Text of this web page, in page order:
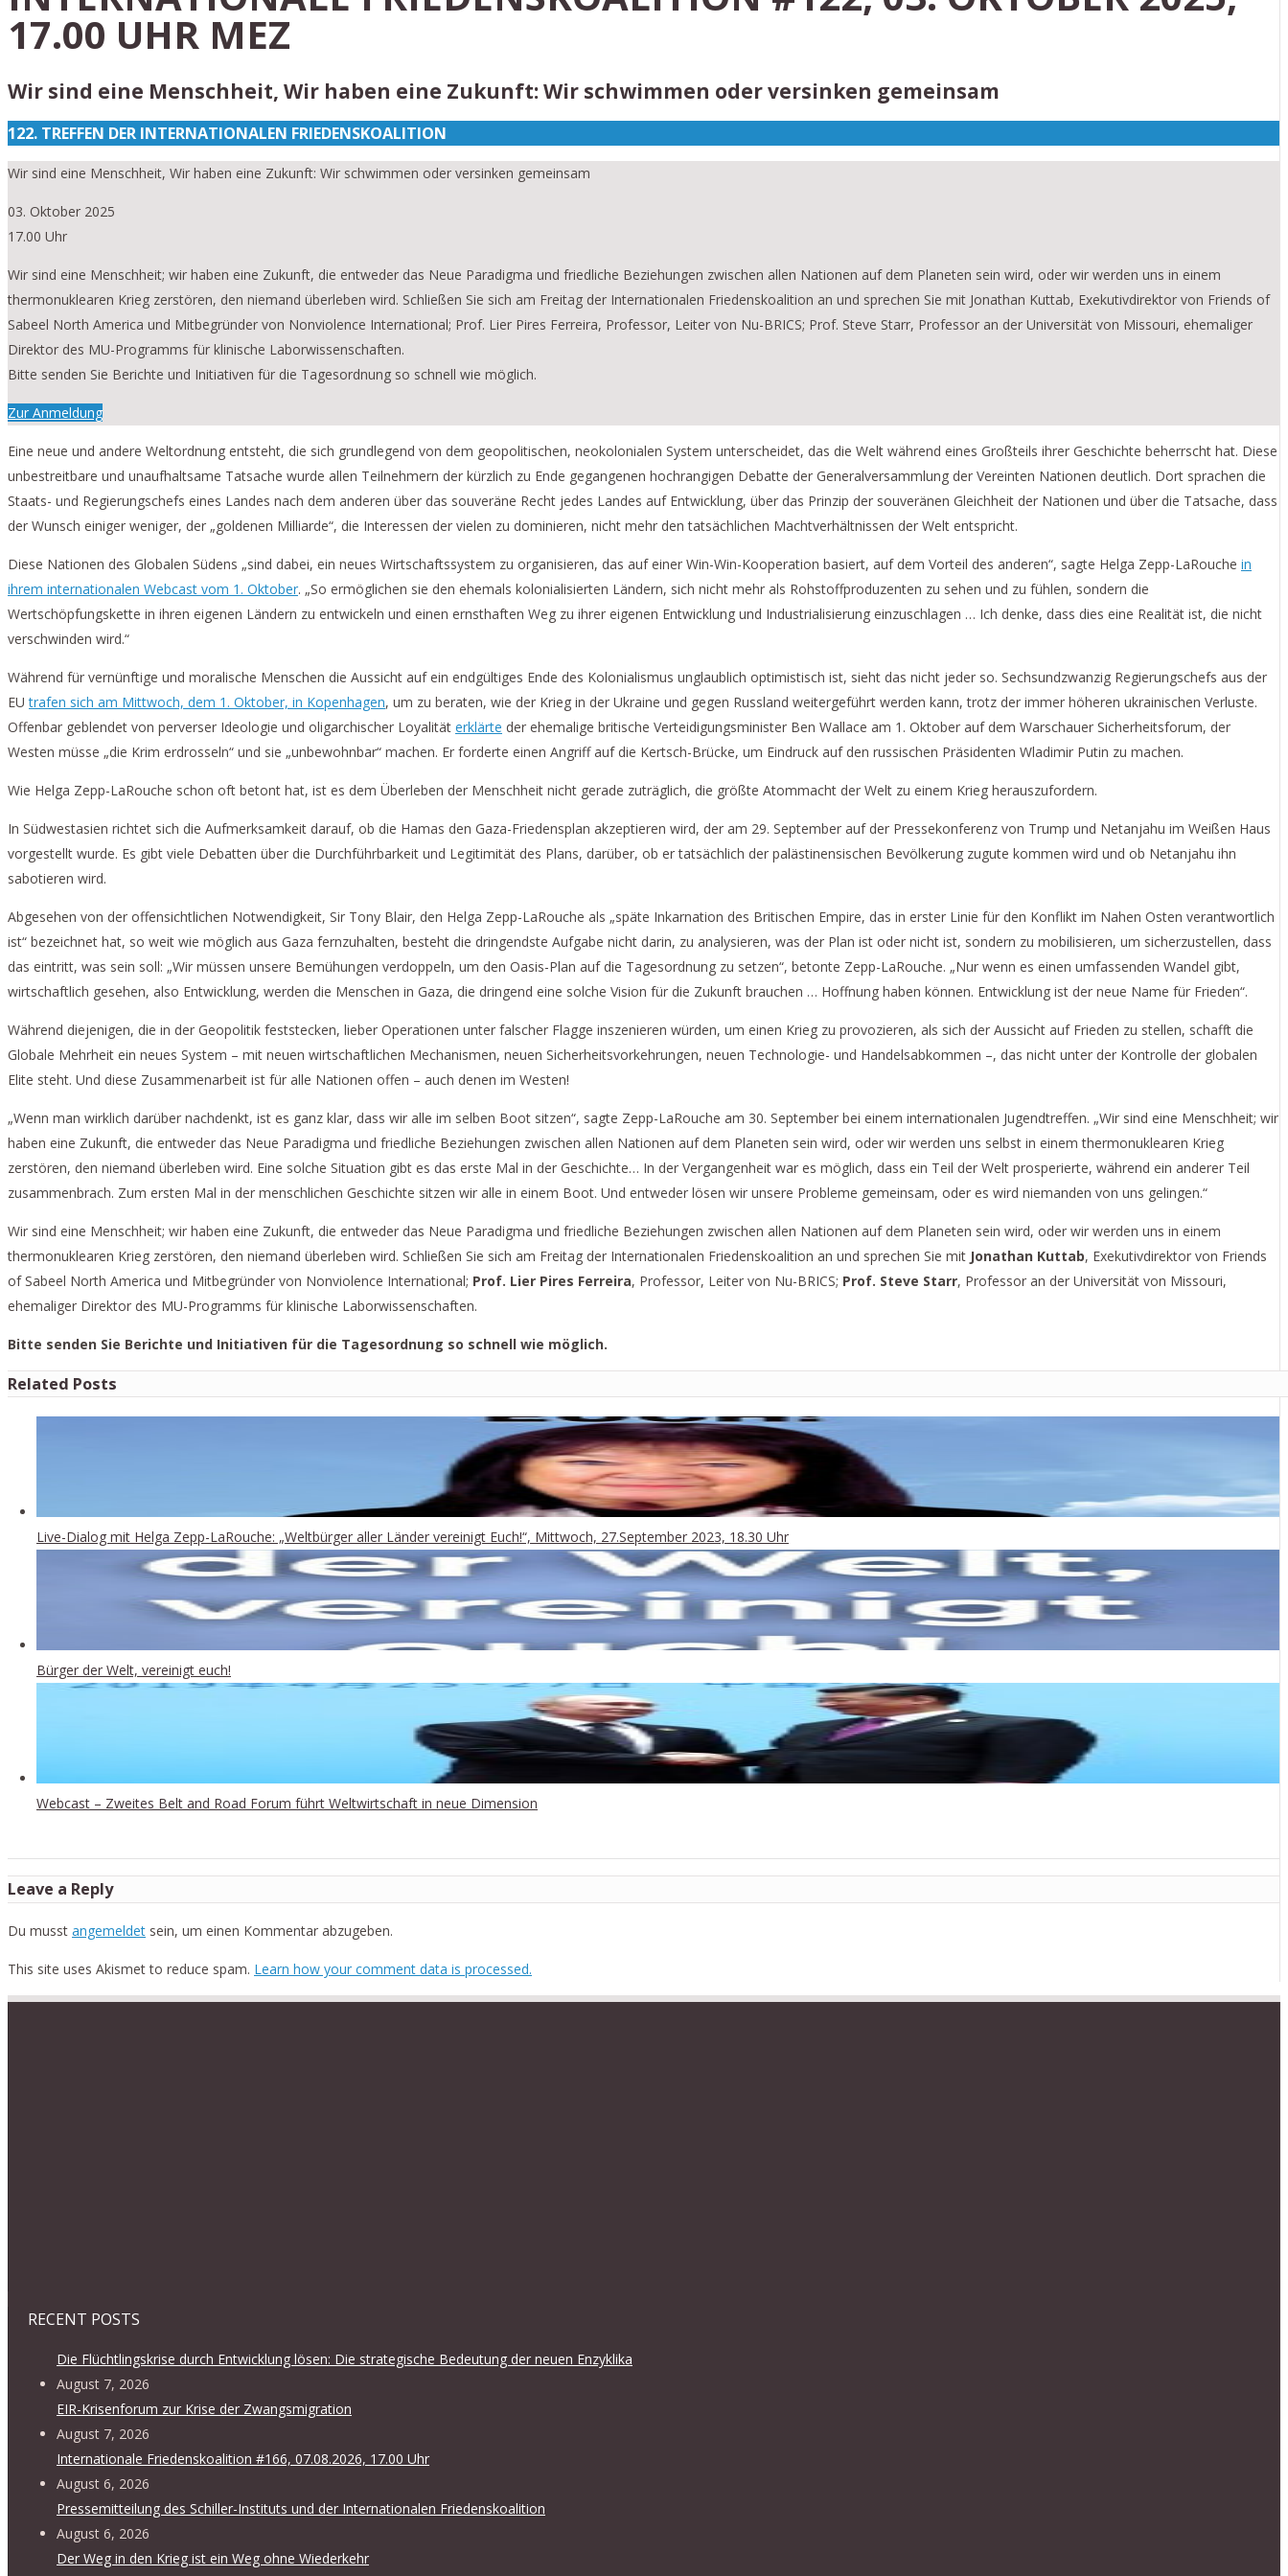
17.00 UHR MEZ
Wir sind eine Menschheit, Wir haben eine Zukunft: Wir schwimmen oder versinken gemeinsam
122. TREFFEN DER INTERNATIONALEN FRIEDENSKOALITION
Wir sind eine Menschheit, Wir haben eine Zukunft: Wir schwimmen oder versinken gemeinsam
03. Oktober 2025
17.00 Uhr
Wir sind eine Menschheit; wir haben eine Zukunft, die entweder das Neue Paradigma und friedliche Beziehungen zwischen allen Nationen auf dem Planeten sein wird, oder wir werden uns in einem
thermonuklearen Krieg zerstören, den niemand überleben wird. Schließen Sie sich am Freitag der Internationalen Friedenskoalition an und sprechen Sie mit Jonathan Kuttab, Exekutivdirektor von Friends of
Sabeel North America und Mitbegründer von Nonviolence International; Prof. Lier Pires Ferreira, Professor, Leiter von Nu-BRICS; Prof. Steve Starr, Professor an der Universität von Missouri, ehemaliger
Direktor des MU-Programms für klinische Laborwissenschaften.
Bitte senden Sie Berichte und Initiativen für die Tagesordnung so schnell wie möglich.
Zur Anmeldung
Eine neue und andere Weltordnung entsteht, die sich grundlegend von dem geopolitischen, neokolonialen System unterscheidet, das die Welt während eines Großteils ihrer Geschichte beherrscht hat. Diese
unbestreitbare und unaufhaltsame Tatsache wurde allen Teilnehmern der kürzlich zu Ende gegangenen hochrangigen Debatte der Generalversammlung der Vereinten Nationen deutlich. Dort sprachen die
Staats- und Regierungschefs eines Landes nach dem anderen über das souveräne Recht jedes Landes auf Entwicklung, über das Prinzip der souveränen Gleichheit der Nationen und über die Tatsache, dass
der Wunsch einiger weniger, der „goldenen Milliarde“, die Interessen der vielen zu dominieren, nicht mehr den tatsächlichen Machtverhältnissen der Welt entspricht.
Diese Nationen des Globalen Südens „sind dabei, ein neues Wirtschaftssystem zu organisieren, das auf einer Win-Win-Kooperation basiert, auf dem Vorteil des anderen“, sagte Helga Zepp-LaRouche in
ihrem internationalen Webcast vom 1. Oktober. „So ermöglichen sie den ehemals kolonialisierten Ländern, sich nicht mehr als Rohstoffproduzenten zu sehen und zu fühlen, sondern die
Wertschöpfungskette in ihren eigenen Ländern zu entwickeln und einen ernsthaften Weg zu ihrer eigenen Entwicklung und Industrialisierung einzuschlagen … Ich denke, dass dies eine Realität ist, die nicht
verschwinden wird.“
Während für vernünftige und moralische Menschen die Aussicht auf ein endgültiges Ende des Kolonialismus unglaublich optimistisch ist, sieht das nicht jeder so. Sechsundzwanzig Regierungschefs aus der
EUtrafen sich am Mittwoch, dem 1. Oktober, in Kopenhagen, um zu beraten, wie der Krieg in der Ukraine und gegen Russland weitergeführt werden kann, trotz der immer höheren ukrainischen Verluste.
Offenbar geblendet von perverser Ideologie und oligarchischer Loyalität erklärte der ehemalige britische Verteidigungsminister Ben Wallace am 1. Oktober auf dem Warschauer Sicherheitsforum, der
Westen müsse „die Krim erdrosseln“ und sie „unbewohnbar“ machen. Er forderte einen Angriff auf die Kertsch-Brücke, um Eindruck auf den russischen Präsidenten Wladimir Putin zu machen.
Wie Helga Zepp-LaRouche schon oft betont hat, ist es dem Überleben der Menschheit nicht gerade zuträglich, die größte Atommacht der Welt zu einem Krieg herauszufordern.
In Südwestasien richtet sich die Aufmerksamkeit darauf, ob die Hamas den Gaza-Friedensplan akzeptieren wird, der am 29. September auf der Pressekonferenz von Trump und Netanjahu im Weißen Haus
vorgestellt wurde. Es gibt viele Debatten über die Durchführbarkeit und Legitimität des Plans, darüber, ob er tatsächlich der palästinensischen Bevölkerung zugute kommen wird und ob Netanjahu ihn
sabotieren wird.
Abgesehen von der offensichtlichen Notwendigkeit, Sir Tony Blair, den Helga Zepp-LaRouche als „späte Inkarnation des Britischen Empire, das in erster Linie für den Konflikt im Nahen Osten verantwortlich
ist“ bezeichnet hat, so weit wie möglich aus Gaza fernzuhalten, besteht die dringendste Aufgabe nicht darin, zu analysieren, was der Plan ist oder nicht ist, sondern zu mobilisieren, um sicherzustellen, dass
das eintritt, was sein soll: „Wir müssen unsere Bemühungen verdoppeln, um den Oasis-Plan auf die Tagesordnung zu setzen“, betonte Zepp-LaRouche. „Nur wenn es einen umfassenden Wandel gibt,
wirtschaftlich gesehen, also Entwicklung, werden die Menschen in Gaza, die dringend eine solche Vision für die Zukunft brauchen … Hoffnung haben können. Entwicklung ist der neue Name für Frieden“.
Während diejenigen, die in der Geopolitik feststecken, lieber Operationen unter falscher Flagge inszenieren würden, um einen Krieg zu provozieren, als sich der Aussicht auf Frieden zu stellen, schafft die
Globale Mehrheit ein neues System – mit neuen wirtschaftlichen Mechanismen, neuen Sicherheitsvorkehrungen, neuen Technologie- und Handelsabkommen –, das nicht unter der Kontrolle der globalen
Elite steht. Und diese Zusammenarbeit ist für alle Nationen offen – auch denen im Westen!
„Wenn man wirklich darüber nachdenkt, ist es ganz klar, dass wir alle im selben Boot sitzen“, sagte Zepp-LaRouche am 30. September bei einem internationalen Jugendtreffen. „Wir sind eine Menschheit; wir
haben eine Zukunft, die entweder das Neue Paradigma und friedliche Beziehungen zwischen allen Nationen auf dem Planeten sein wird, oder wir werden uns selbst in einem thermonuklearen Krieg
zerstören, den niemand überleben wird. Eine solche Situation gibt es das erste Mal in der Geschichte… In der Vergangenheit war es möglich, dass ein Teil der Welt prosperierte, während ein anderer Teil
zusammenbrach. Zum ersten Mal in der menschlichen Geschichte sitzen wir alle in einem Boot. Und entweder lösen wir unsere Probleme gemeinsam, oder es wird niemanden von uns gelingen.“
Wir sind eine Menschheit; wir haben eine Zukunft, die entweder das Neue Paradigma und friedliche Beziehungen zwischen allen Nationen auf dem Planeten sein wird, oder wir werden uns in einem
thermonuklearen Krieg zerstören, den niemand überleben wird. Schließen Sie sich am Freitag der Internationalen Friedenskoalition an und sprechen Sie mit Jonathan Kuttab, Exekutivdirektor von Friends
of Sabeel North America und Mitbegründer von Nonviolence International; Prof. Lier Pires Ferreira, Professor, Leiter von Nu-BRICS; Prof. Steve Starr, Professor an der Universität von Missouri,
ehemaliger Direktor des MU-Programms für klinische Laborwissenschaften.
Bitte senden Sie Berichte und Initiativen für die Tagesordnung so schnell wie möglich.
Related Posts
Live-Dialog mit Helga Zepp-LaRouche: „Weltbürger aller Länder vereinigt Euch!“, Mittwoch, 27.September 2023, 18.30 Uhr
Bürger der Welt, vereinigt euch!
Webcast – Zweites Belt and Road Forum führt Weltwirtschaft in neue Dimension
Leave a Reply
Du musst angemeldet sein, um einen Kommentar abzugeben.
This site uses Akismet to reduce spam. Learn how your comment data is processed.
RECENT POSTS
Die Flüchtlingskrise durch Entwicklung lösen: Die strategische Bedeutung der neuen Enzyklika
August 7, 2026
EIR-Krisenforum zur Krise der Zwangsmigration
August 7, 2026
Internationale Friedenskoalition #166, 07.08.2026, 17.00 Uhr
August 6, 2026
Pressemitteilung des Schiller-Instituts und der Internationalen Friedenskoalition
August 6, 2026
Der Weg in den Krieg ist ein Weg ohne Wiederkehr